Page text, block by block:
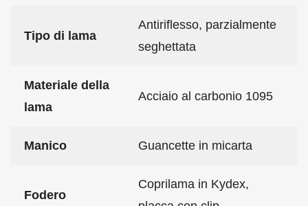
Tipo di lama
Antiriflesso, parzialmente
seghettata
Materiale della
lama
Acciaio al carbonio 1095
Manico Guancette in micarta
Fodero
Coprilama in Kydex,